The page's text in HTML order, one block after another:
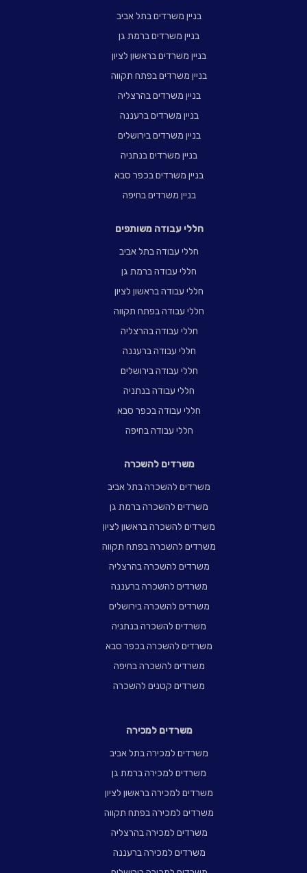
בניין משרדים בתל אביב
בניין משרדים ברמת גן
בניין משרדים בראשון לציון
בניין משרדים בפתח תקווה
בניין משרדים בהרצליה
בניין משרדים ברעננה
בניין משרדים בירושלים
בניין משרדים בנתניה
בניין משרדים בכפר סבא
בניין משרדים בחיפה
חללי עבודה משותפים
חללי עבודה בתל אביב
חללי עבודה ברמת גן
חללי עבודה בראשון לציון
חללי עבודה בפתח תקווה
חללי עבודה בהרצליה
חללי עבודה ברעננה
חללי עבודה בירושלים
חללי עבודה בנתניה
חללי עבודה בכפר סבא
חללי עבודה בחיפה
משרדים להשכרה
משרדים להשכרה בתל אביב
משרדים להשכרה ברמת גן
משרדים להשכרה בראשון לציון
משרדים להשכרה בפתח תקווה
משרדים להשכרה בהרצליה
משרדים להשכרה ברעננה
משרדים להשכרה בירושלים
משרדים להשכרה בנתניה
משרדים להשכרה בכפר סבא
משרדים להשכרה בחיפה
משרדים קטנים להשכרה
משרדים למכירה
משרדים למכירה בתל אביב
משרדים למכירה ברמת גן
משרדים למכירה בראשון לציון
משרדים למכירה בפתח תקווה
משרדים למכירה בהרצליה
משרדים למכירה ברעננה